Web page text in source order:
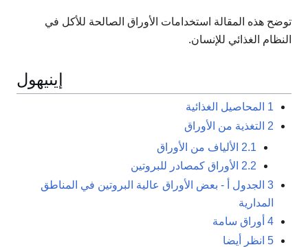
توضح هذه المقالة استخدامات الأوراق الصالحة للأكل في
النظام الغذائي للإنسان.
إينيهول
1 المحاصيل الغذائية
2 التغذية من الأوراق
2.1 الألياف من الأوراق
2.2 الأوراق كمصادر للبروتين
3 الجدول أ - بعض الأوراق عالية البروتين في المناطق
المدارية
4 أوراق سامة
5 انظر أيضا